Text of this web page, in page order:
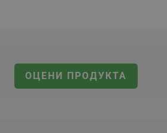
ОЦЕНИ ПРОДУКТА